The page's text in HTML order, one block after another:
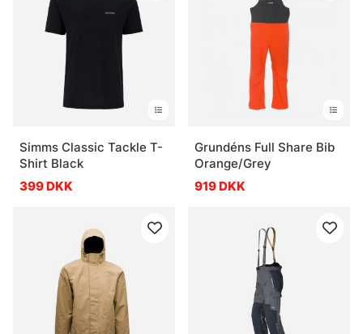
Simms Classic Tackle T-
Shirt Black
399 DKK
Grundéns Full Share Bib
Orange/Grey
919 DKK